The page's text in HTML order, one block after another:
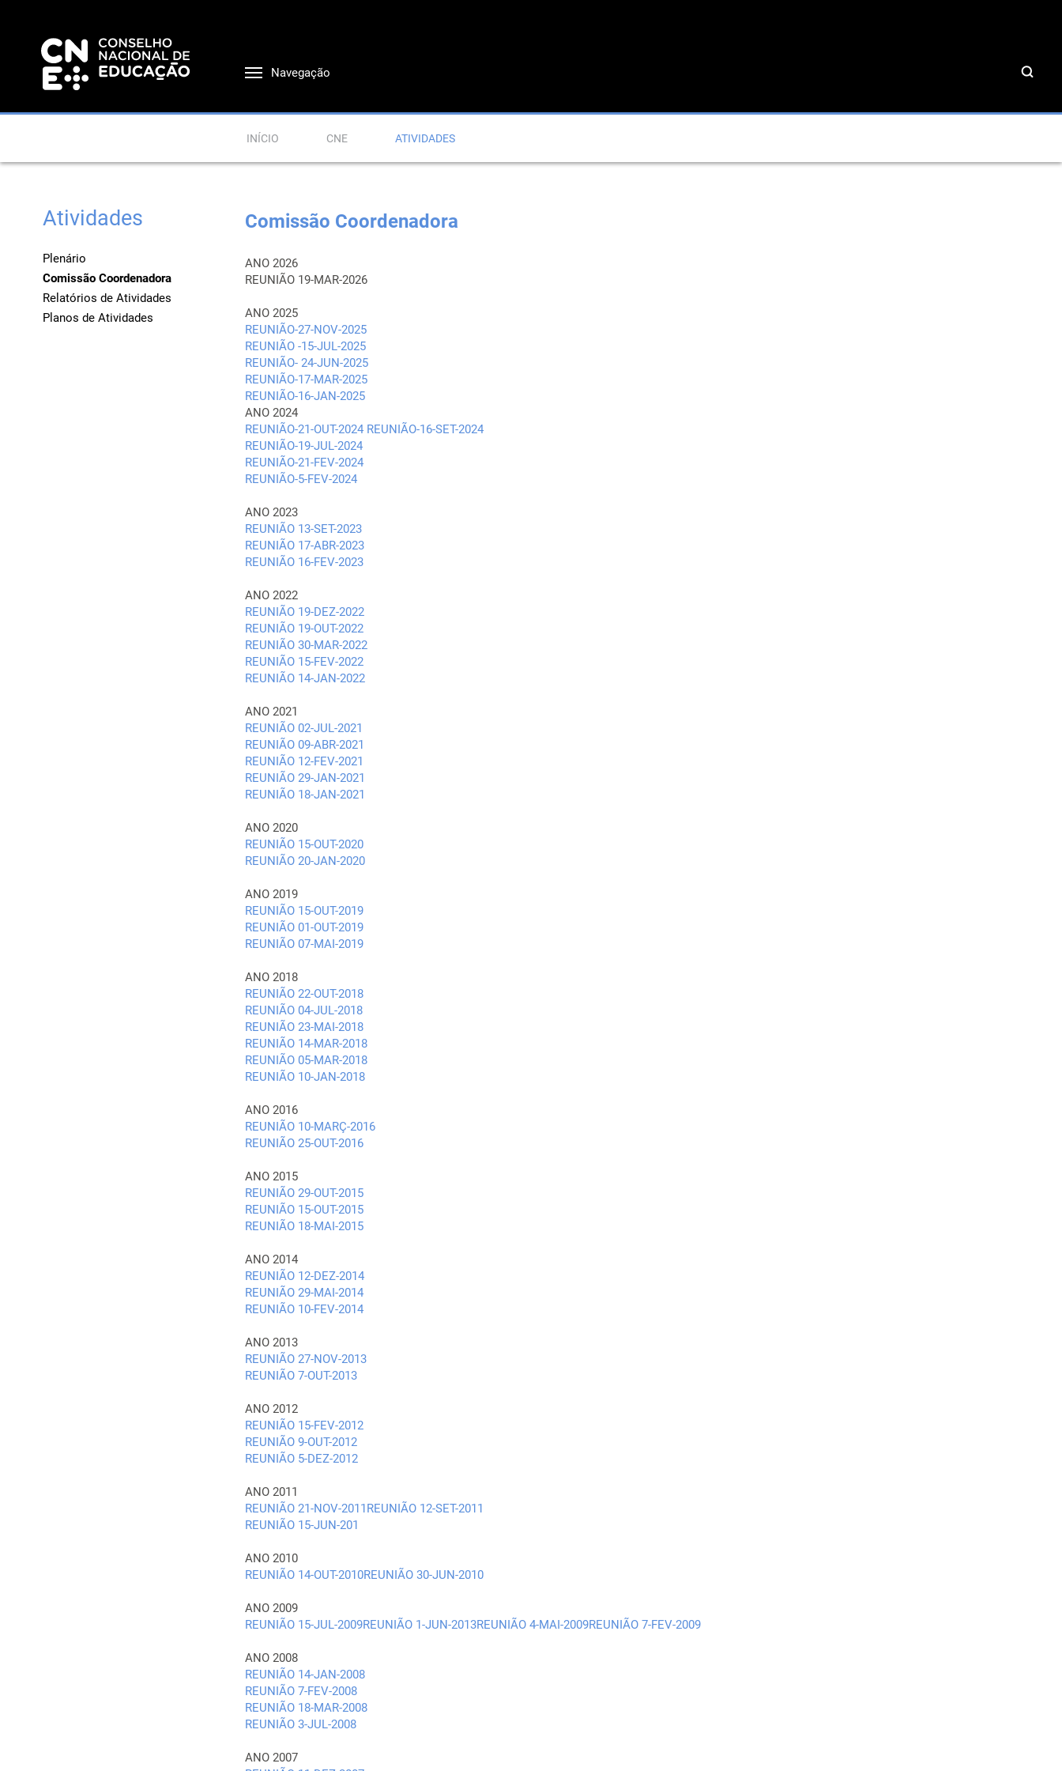
Navegação
INÍCIO CNE ATIVIDADES
Atividades
Plenário
Comissão Coordenadora
Relatórios de Atividades
Planos de Atividades
Comissão Coordenadora
ANO 2026
REUNIÃO 19-MAR-2026
ANO 2025
REUNIÃO-27-NOV-2025
REUNIÃO -15-JUL-2025
REUNIÃO- 24-JUN-2025
REUNIÃO-17-MAR-2025
REUNIÃO-16-JAN-2025
ANO 2024
REUNIÃO-21-OUT-2024 REUNIÃO-16-SET-2024
REUNIÃO-19-JUL-2024
REUNIÃO-21-FEV-2024
REUNIÃO-5-FEV-2024
ANO 2023
REUNIÃO 13-SET-2023
REUNIÃO 17-ABR-2023
REUNIÃO 16-FEV-2023
ANO 2022
REUNIÃO 19-DEZ-2022
REUNIÃO 19-OUT-2022
REUNIÃO 30-MAR-2022
REUNIÃO 15-FEV-2022
REUNIÃO 14-JAN-2022
ANO 2021
REUNIÃO 02-JUL-2021
REUNIÃO 09-ABR-2021
REUNIÃO 12-FEV-2021
REUNIÃO 29-JAN-2021
REUNIÃO 18-JAN-2021
ANO 2020
REUNIÃO 15-OUT-2020
REUNIÃO 20-JAN-2020
ANO 2019
REUNIÃO 15-OUT-2019
REUNIÃO 01-OUT-2019
REUNIÃO 07-MAI-2019
ANO 2018
REUNIÃO 22-OUT-2018
REUNIÃO 04-JUL-2018
REUNIÃO 23-MAI-2018
REUNIÃO 14-MAR-2018
REUNIÃO 05-MAR-2018
REUNIÃO 10-JAN-2018
ANO 2016
REUNIÃO 10-MARÇ-2016
REUNIÃO 25-OUT-2016
ANO 2015
REUNIÃO 29-OUT-2015
REUNIÃO 15-OUT-2015
REUNIÃO 18-MAI-2015
ANO 2014
REUNIÃO 12-DEZ-2014
REUNIÃO 29-MAI-2014
REUNIÃO 10-FEV-2014
ANO 2013
REUNIÃO 27-NOV-2013
REUNIÃO 7-OUT-2013
ANO 2012
REUNIÃO 15-FEV-2012
REUNIÃO 9-OUT-2012
REUNIÃO 5-DEZ-2012
ANO 2011
REUNIÃO 21-NOV-2011REUNIÃO 12-SET-2011
REUNIÃO 15-JUN-201
ANO 2010
REUNIÃO 14-OUT-2010REUNIÃO 30-JUN-2010
ANO 2009
REUNIÃO 15-JUL-2009REUNIÃO 1-JUN-2013REUNIÃO 4-MAI-2009REUNIÃO 7-FEV-2009
ANO 2008
REUNIÃO 14-JAN-2008
REUNIÃO 7-FEV-2008
REUNIÃO 18-MAR-2008
REUNIÃO 3-JUL-2008
ANO 2007